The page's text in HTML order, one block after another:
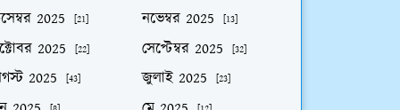
2025 [21] নভেম্বর 2025 [13]
2025 [22] সেপ্টেম্বর 2025 [32]
2025 [43] জুলাই 2025 [23]